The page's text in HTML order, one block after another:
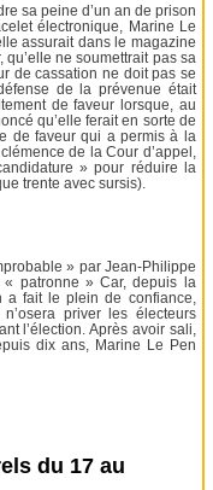
sa peine d’un an de prison
électronique, Marine Le
assurait dans le magazine
qu’elle ne soumettrait pas sa
de cassation ne doit pas se
de la prévenue était
de faveur lorsque, au
qu’elle ferait en sorte de
de faveur qui a permis à la
de la Cour d’appel,
» pour réduire la
trente avec sursis).
» par Jean-Philippe
patronne » Car, depuis la
a fait le plein de confiance,
priver les électeurs
l’élection. Après avoir sali,
dix ans, Marine Le Pen
du 17 au